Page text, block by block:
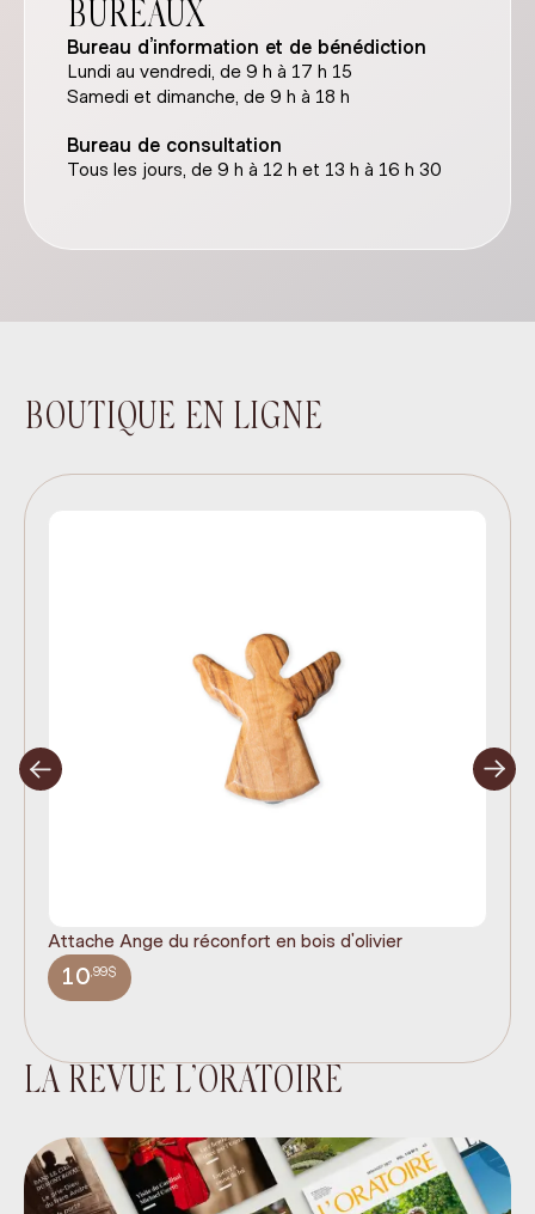
BUREAUX
Bureau d’information et de bénédiction
Lundi au vendredi, de 9 h à 17 h 15
Samedi et dimanche, de 9 h à 18 h
Bureau de consultation
Tous les jours, de 9 h à 12 h et 13 h à 16 h 30
BOUTIQUE EN LIGNE
Attache Ange du réconfort en bois d'olivier
10,99$
LA REVUE L’ORATOIRE